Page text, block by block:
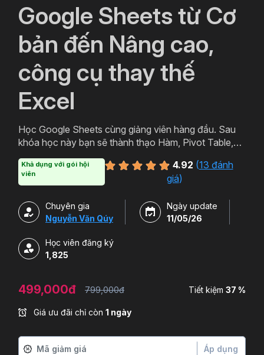
Google Sheets từ Cơ
bản đến Nâng cao,
công cụ thay thế
Excel
Học Google Sheets cùng giảng viên hàng đầu. Sau
khóa học này bạn sẽ thành thạo Hàm, Pivot Table,
Ngoài ra bạn còn có thể học thêm Add-on và cách
sử dụng nhiều tiện ích Tuyệt vời của Google.
Khả dụng với gói hội
viên
4.92 (13 đánh
giá)
Chuyên gia
Nguyễn Văn Qúy
Ngày update
11/05/26
Học viên đăng ký
1,825
499,000đ 799,000đ Tiết kiệm 37 %
Giá ưu đãi chỉ còn 1 ngày
Áp dụng